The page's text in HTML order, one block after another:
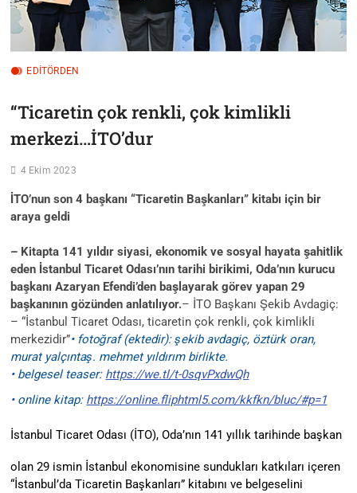
EDİTÖRDEN
“Ticaretin çok renkli, çok kimlikli
merkezi…İTO’dur
4 Ekim 2023
İTO’nun son 4 başkanı “Ticaretin Başkanları” kitabı için bir
araya geldi
– Kitapta 141 yıldır siyasi, ekonomik ve sosyal hayata şahitlik
eden İstanbul Ticaret Odası’nın tarihi birikimi, Oda’nın kurucu
başkanı Azaryan Efendi’den başlayarak görev yapan 29
başkanının gözünden anlatılıyor.– İTO Başkanı Şekib Avdagiç:
– “İstanbul Ticaret Odası, ticaretin çok renkli, çok kimlikli
merkezidir”• fotoğraf (ektedir): şekib avdagiç, öztürk oran,
murat yalçıntaş. mehmet yıldırım birlikte.
• belgesel teaser: https://we.tl/t-0sqvPxdwQh
• online kitap: https://online.fliphtml5.com/kkfkn/bluc/#p=1
İstanbul Ticaret Odası (İTO), Oda’nın 141 yıllık tarihinde başkan
olan 29 ismin İstanbul ekonomisine sundukları katkıları içeren
“İstanbul’da Ticaretin Başkanları” kitabını ve belgeselini